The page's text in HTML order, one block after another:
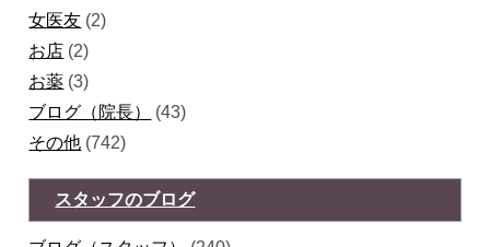
女医友 (2)
お店 (2)
お薬 (3)
ブログ（院長）
(43)
その他 (742)
スタッフのブログ